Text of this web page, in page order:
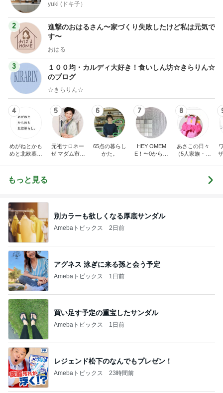
yuki (ドキ子）
2
進撃のおはるさん〜家づくり失敗したけど私は元気で
す〜
おはる
3
１００均・カルディ大好き！食いしん坊☆きらりん☆
のブログ
☆きらりん☆
4
めがねとかも
めと北欧暮ら
5
元祖サロネー
ゼ マダム市川
6
65点の暮らし
かた。
7
HEY OMEM
E！〜0からの
8
あさこの日々
（5人家族・投
もっと見る
別カラーも欲しくなる厚底サンダル
Amebaトピックス 2日前
アグネス 泳ぎに来る孫と会う予定
Amebaトピックス 1日前
買い足す予定の重宝したサンダル
Amebaトピックス 1日前
レジェンド松下のなんでもプレゼン！
Amebaトピックス 23時間前